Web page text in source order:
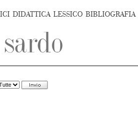
DIDATTICA LESSICO BIBLIOGRAFIA